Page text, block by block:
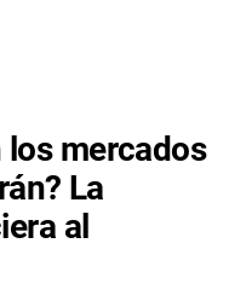
los mercados
La
al